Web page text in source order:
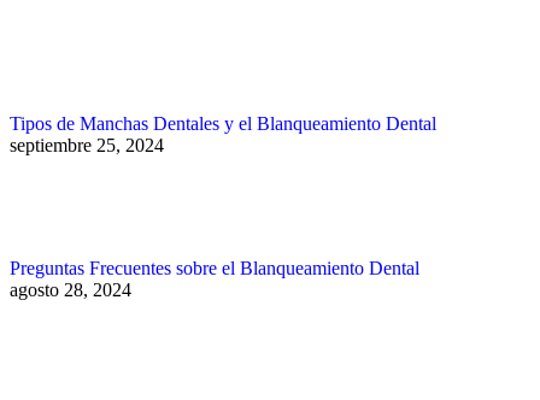
Tipos de Manchas Dentales y el Blanqueamiento Dental
septiembre 25, 2024
Preguntas Frecuentes sobre el Blanqueamiento Dental
agosto 28, 2024